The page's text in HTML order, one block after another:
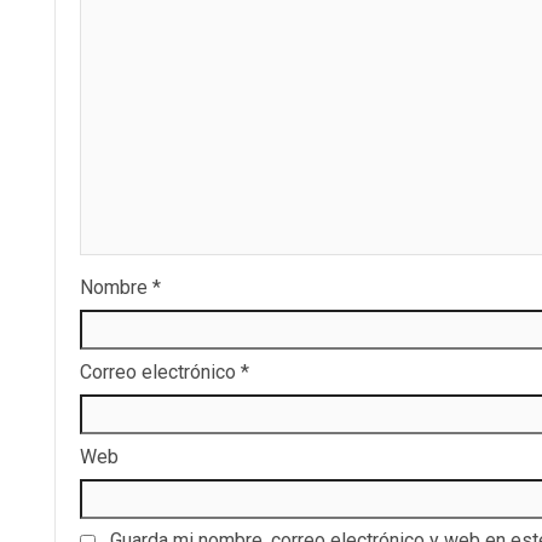
Nombre *
Correo electrónico *
Web